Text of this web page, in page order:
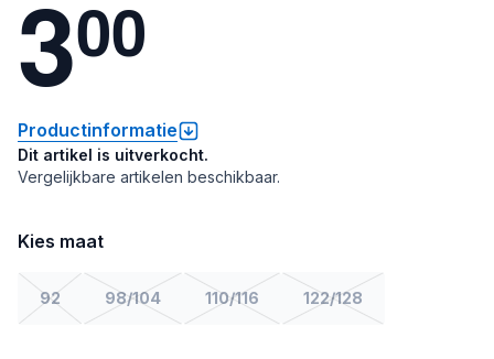
300
Productinformatie
Dit artikel is uitverkocht.
Vergelijkbare artikelen beschikbaar.
Kies maat
92 98/104 110/116 122/128